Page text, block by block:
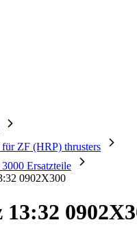
für ZF (HRP) thrusters
Ersatzteile
0902X300
13:32